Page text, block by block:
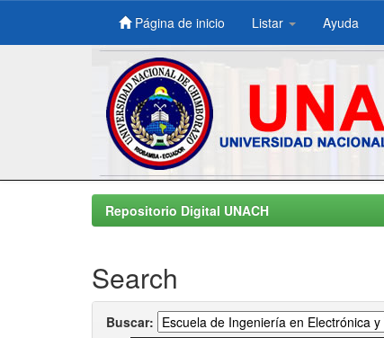
Skip
Página de inicio Listar Ayuda
Repositorio Digital UNACH
Search
Buscar: